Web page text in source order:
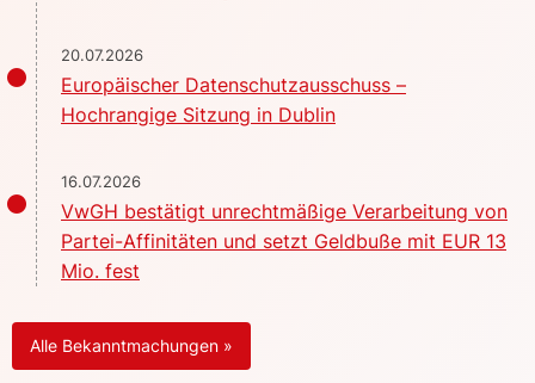
20.07.2026
Europäischer Datenschutzausschuss –
Hochrangige Sitzung in Dublin
16.07.2026
VwGH bestätigt unrechtmäßige Verarbeitung von
Partei-Affinitäten und setzt Geldbuße mit EUR 13
Mio. fest
Alle Bekanntmachungen »